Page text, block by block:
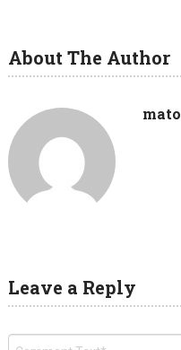
About The Author
mato
Leave a Reply